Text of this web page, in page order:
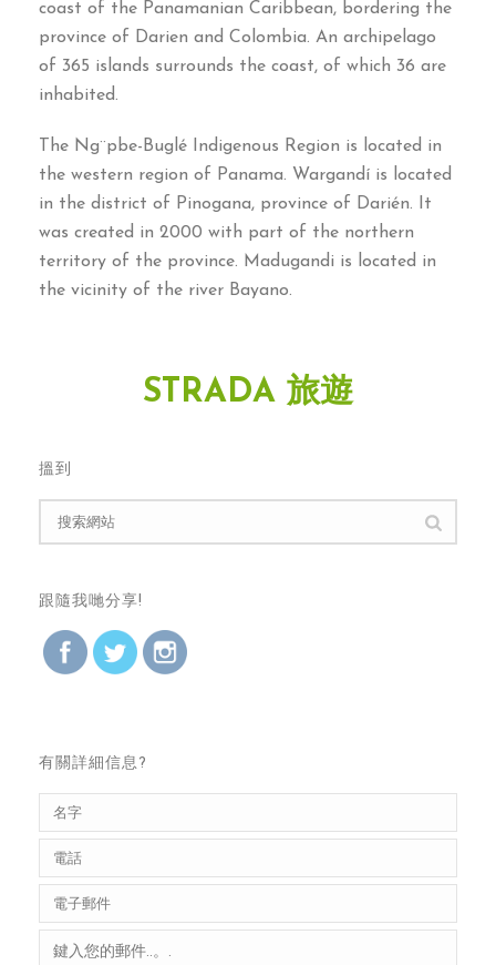
coast of the Panamanian Caribbean, bordering the
province of Darien and Colombia. An archipelago
of 365 islands surrounds the coast, of which 36 are
inhabited.
The Ng¨pbe-Buglé Indigenous Region is located in
the western region of Panama. Wargandí is located
in the district of Pinogana, province of Darién. It
was created in 2000 with part of the northern
territory of the province. Madugandi is located in
the vicinity of the river Bayano.
STRADA 旅遊
搵到
跟隨我哋分享!
有關詳細信息?